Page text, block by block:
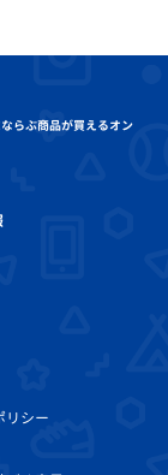
らぶ商品が買えるオン
リシー